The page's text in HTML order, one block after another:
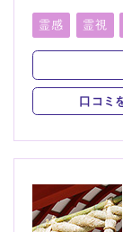
総合運、心霊写
霊感 霊視
口コミ